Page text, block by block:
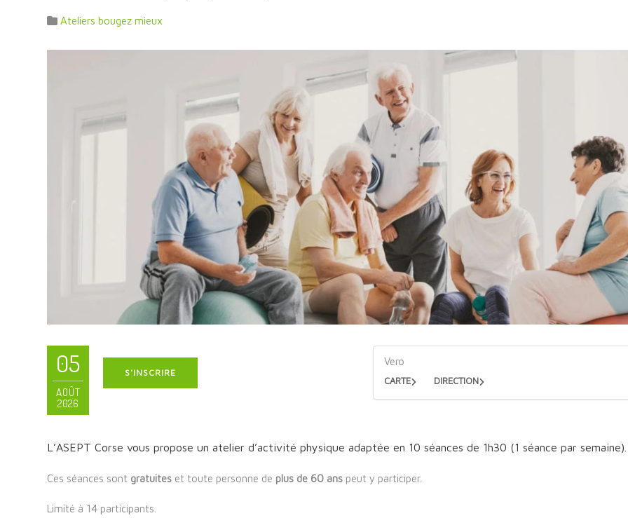
Ateliers bougez mieux
05
AOÛT
2026
S'INSCRIRE
Vero
CARTE DIRECTION
L’ASEPT Corse vous propose un atelier d’activité physique adaptée en 10 séances de 1h30 (1 séance par semaine).
Ces séances sont gratuites et toute personne de plus de 60 ans peut y participer.
Limité à 14 participants.